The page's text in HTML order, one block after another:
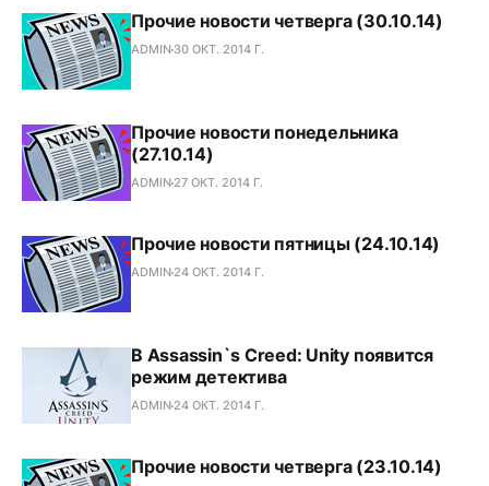
Прочие новости четверга (30.10.14)
ADMIN 30 ОКТ. 2014 Г.
Прочие новости понедельника
(27.10.14)
ADMIN 27 ОКТ. 2014 Г.
Прочие новости пятницы (24.10.14)
ADMIN 24 ОКТ. 2014 Г.
В Assassin`s Creed: Unity появится
режим детектива
ADMIN 24 ОКТ. 2014 Г.
Прочие новости четверга (23.10.14)